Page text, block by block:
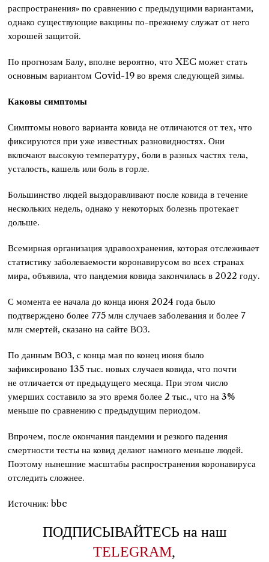
распространения» по сравнению с предыдущими вариантами,
однако существующие вакцины по-прежнему служат от него
хорошей защитой.
По прогнозам Балу, вполне вероятно, что XEC может стать
основным вариантом Covid-19 во время следующей зимы.
Каковы симптомы
Симптомы нового варианта ковида не отличаются от тех, что
фиксируются при уже известных разновидностях. Они
включают высокую температуру, боли в разных частях тела,
усталость, кашель или боль в горле.
Большинство людей выздоравливают после ковида в течение
нескольких недель, однако у некоторых болезнь протекает
дольше.
Всемирная организация здравоохранения, которая отслеживает
статистику заболеваемости коронавирусом во всех странах
мира, объявила, что пандемия ковида закончилась в 2022 году.
С момента ее начала до конца июня 2024 года было
подтверждено более 775 млн случаев заболевания и более 7
млн смертей, сказано на сайте ВОЗ.
По данным ВОЗ, с конца мая по конец июня было
зафиксировано 135 тыс. новых случаев ковида, что почти
не отличается от предыдущего месяца. При этом число
умерших составило за это время более 2 тыс., что на 3%
меньше по сравнению с предыдущим периодом.
Впрочем, после окончания пандемии и резкого падения
смертности тесты на ковид делают намного меньше людей.
Поэтому нынешние масштабы распространения коронавируса
отследить сложнее.
Источник: bbc
ПОДПИСЫВАЙТЕСЬ на наш
TELEGRAM,